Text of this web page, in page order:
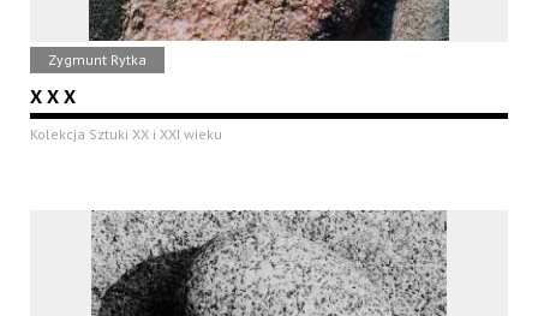
Zygmunt Rytka
X X X
Kolekcja Sztuki XX i XXI wieku